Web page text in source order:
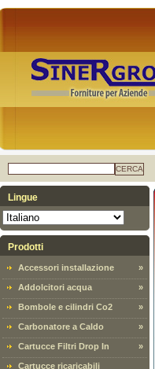
CERCA
Lingue
Prodotti
Accessori installazione »
Addolcitori acqua »
Bombole e cilindri Co2 »
Carbonatore a Caldo »
Cartucce Filtri Drop In »
Cartucce ricaricabili